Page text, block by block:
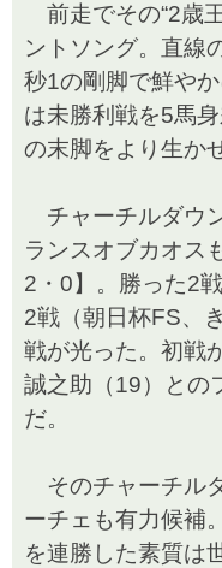
前走でその“2歳
ントソング。直線
秒1の剛脚で鮮や
は未勝利戦を5馬
の末脚をより生か
チャーチルダウ
ランスオブカオス
2・0】。勝った2
2戦（朝日杯FS、
戦が光った。初戦
誠之助（19）との
だ。
そのチャーチル
ーチェも有力候補
を連勝した素質は